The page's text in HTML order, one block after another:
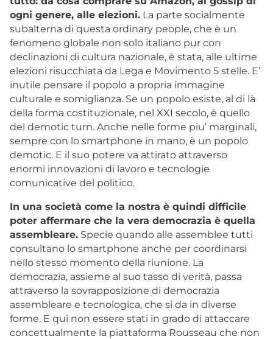
ogni genere, alle elezioni. La parte socialmente
subalterna di questa ordinary people, che è un
fenomeno globale non solo italiano pur con
declinazioni di cultura nazionale, è stata, alle ultime
elezioni risucchiata da Lega e Movimento 5 stelle. E’
inutile pensare il popolo a propria immagine
culturale e somiglianza. Se un popolo esiste, al di là
della forma costituzionale, nel XXI secolo, è quello
del demotic turn. Anche nelle forme piu’ marginali,
sempre con lo smartphone in mano, è un popolo
demotic. E il suo potere va attirato attraverso
enormi innovazioni di lavoro e tecnologie
comunicative del politico.
In una società come la nostra è quindi difficile
poter affermare che la vera democrazia è quella
assembleare. Specie quando alle assemblee tutti
consultano lo smartphone anche per coordinarsi
nello stesso momento della riunione. La
democrazia, assieme al suo tasso di verità, passa
attraverso la sovrapposizione di democrazia
assembleare e tecnologica, che si da in diverse
forme. E qui non essere stati in grado di attaccare
concettualmente la piattaforma Rousseau che non